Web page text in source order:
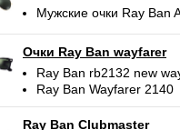
Мужские очки Ray Ban
Очки Ray Ban wayfarer
Ray Ban rb2132 new
Ray Ban Wayfarer 2140
Ray Ban Clubmaster